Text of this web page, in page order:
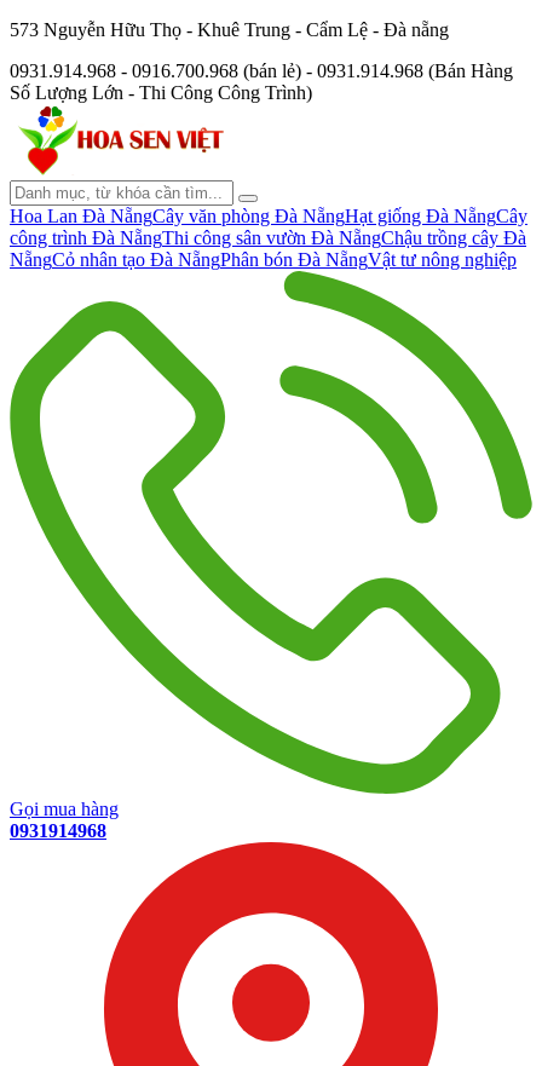
573 Nguyễn Hữu Thọ - Khuê Trung - Cẩm Lệ - Đà nẵng
0931.914.968 - 0916.700.968 (bán lẻ) - 0931.914.968 (Bán Hàng
Số Lượng Lớn - Thi Công Công Trình)
Hoa Lan Đà NẵngCây văn phòng Đà NẵngHạt giống Đà NẵngCây
công trình Đà NẵngThi công sân vườn Đà NẵngChậu trồng cây Đà
NẵngCỏ nhân tạo Đà NẵngPhân bón Đà NẵngVật tư nông nghiệp
Gọi mua hàng
0931914968